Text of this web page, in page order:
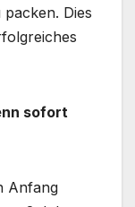
Dies
sofort
Anfang